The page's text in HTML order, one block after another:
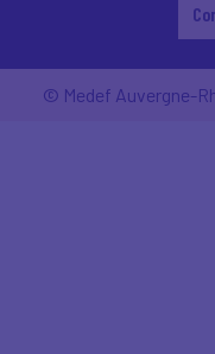
© Medef Auvergne-